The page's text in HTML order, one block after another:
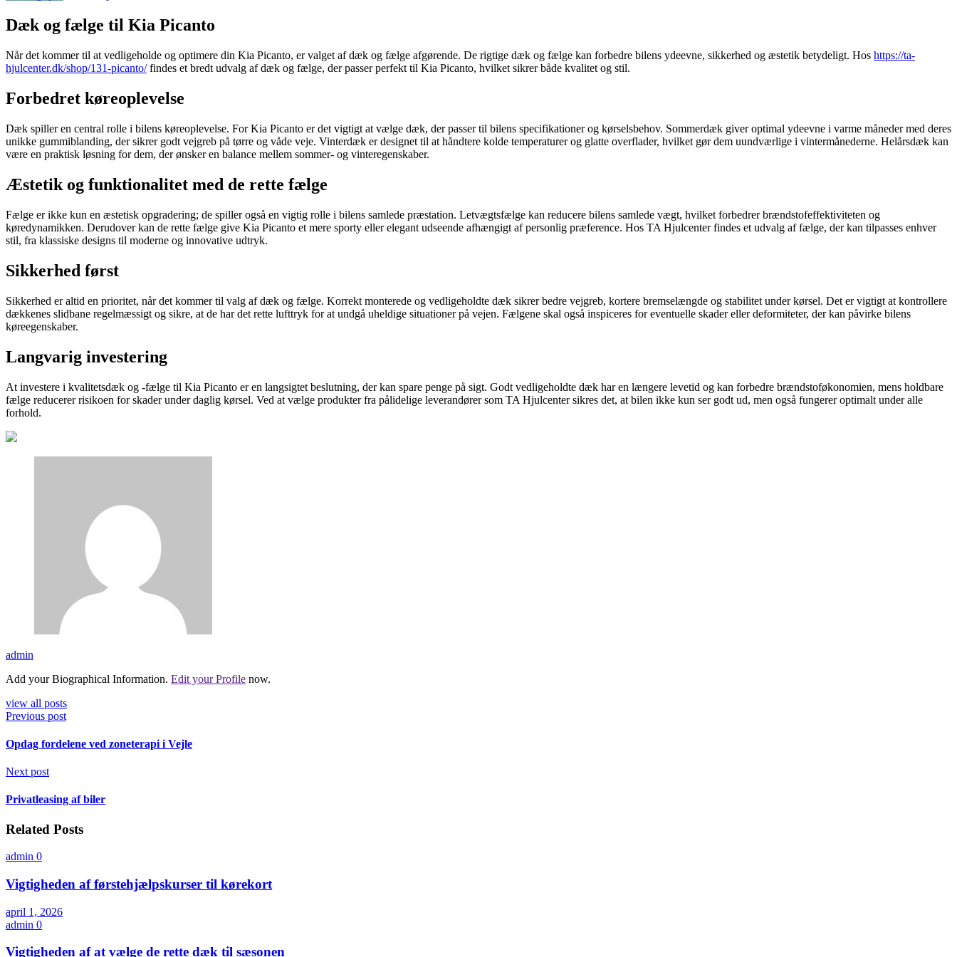
Dæk og fælge til Kia Picanto
Når det kommer til at vedligeholde og optimere din Kia Picanto, er valget af dæk og fælge afgørende. De rigtige dæk og fælge kan forbedre bilens ydeevne, sikkerhed og æstetik betydeligt. Hos https://ta-
hjulcenter.dk/shop/131-picanto/findes et bredt udvalg af dæk og fælge, der passer perfekt til Kia Picanto, hvilket sikrer både kvalitet og stil.
Forbedret køreoplevelse
Dæk spiller en central rolle i bilens køreoplevelse. For Kia Picanto er det vigtigt at vælge dæk, der passer til bilens specifikationer og kørselsbehov. Sommerdæk giver optimal ydeevne i varme måneder med deres
unikke gummiblanding, der sikrer godt vejgreb på tørre og våde veje. Vinterdæk er designet til at håndtere kolde temperaturer og glatte overflader, hvilket gør dem uundværlige i vintermånederne. Helårsdæk kan
være en praktisk løsning for dem, der ønsker en balance mellem sommer- og vinteregenskaber.
Æstetik og funktionalitet med de rette fælge
Fælge er ikke kun en æstetisk opgradering; de spiller også en vigtig rolle i bilens samlede præstation. Letvægtsfælge kan reducere bilens samlede vægt, hvilket forbedrer brændstofeffektiviteten og
køredynamikken. Derudover kan de rette fælge give Kia Picanto et mere sporty eller elegant udseende afhængigt af personlig præference. Hos TA Hjulcenter findes et udvalg af fælge, der kan tilpasses enhver
stil, fra klassiske designs til moderne og innovative udtryk.
Sikkerhed først
Sikkerhed er altid en prioritet, når det kommer til valg af dæk og fælge. Korrekt monterede og vedligeholdte dæk sikrer bedre vejgreb, kortere bremselængde og stabilitet under kørsel. Det er vigtigt at kontrollere
dækkenes slidbane regelmæssigt og sikre, at de har det rette lufttryk for at undgå uheldige situationer på vejen. Fælgene skal også inspiceres for eventuelle skader eller deformiteter, der kan påvirke bilens
køreegenskaber.
Langvarig investering
At investere i kvalitetsdæk og -fælge til Kia Picanto er en langsigtet beslutning, der kan spare penge på sigt. Godt vedligeholdte dæk har en længere levetid og kan forbedre brændstoføkonomien, mens holdbare
fælge reducerer risikoen for skader under daglig kørsel. Ved at vælge produkter fra pålidelige leverandører som TA Hjulcenter sikres det, at bilen ikke kun ser godt ud, men også fungerer optimalt under alle
forhold.
admin
Add your Biographical Information. Edit your Profile now.
view all posts
Previous post
Opdag fordelene ved zoneterapi i Vejle
Next post
Privatleasing af biler
Related Posts
admin 0
Vigtigheden af førstehjælpskurser til kørekort
april 1, 2026
admin 0
Vigtigheden af at vælge de rette dæk til sæsonen